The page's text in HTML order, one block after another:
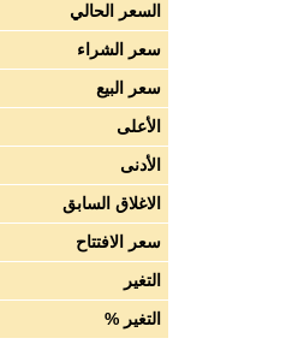
السعر الحالي
سعر الشراء
سعر البيع
الأعلى
الأدنى
الاغلاق السابق
سعر الافتتاح
التغير
التغير %